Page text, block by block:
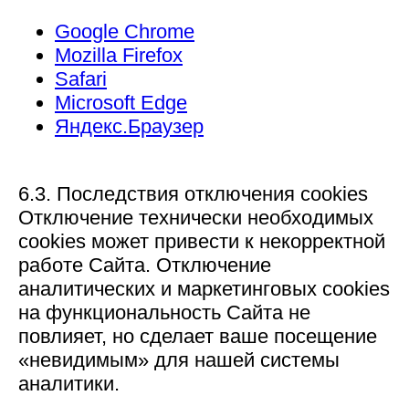
Google Chrome
Mozilla Firefox
Safari
Microsoft Edge
Яндекс.Браузер
6.3. Последствия отключения cookies
Отключение технически необходимых
cookies может привести к некорректной
работе Сайта. Отключение
аналитических и маркетинговых cookies
на функциональность Сайта не
повлияет, но сделает ваше посещение
«невидимым» для нашей системы
аналитики.